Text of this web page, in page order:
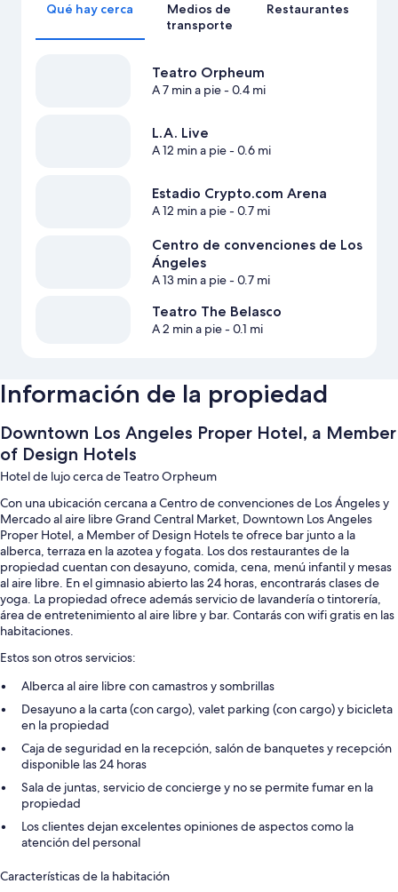
Qué hay cerca
Medios de
transporte
Restaurantes
Teatro Orpheum
A 7 min a pie- 0.4 mi
L.A. Live
A 12 min a pie- 0.6 mi
Estadio Crypto.com Arena
A 12 min a pie- 0.7 mi
Centro de convenciones de Los
Ángeles
A 13 min a pie- 0.7 mi
Teatro The Belasco
A 2 min a pie- 0.1 mi
Información de la propiedad
Downtown Los Angeles Proper Hotel, a Member
of Design Hotels
Hotel de lujo cerca de Teatro Orpheum
Con una ubicación cercana a Centro de convenciones de Los Ángeles y
Mercado al aire libre Grand Central Market, Downtown Los Angeles
Proper Hotel, a Member of Design Hotels te ofrece bar junto a la
alberca, terraza en la azotea y fogata. Los dos restaurantes de la
propiedad cuentan con desayuno, comida, cena, menú infantil y mesas
al aire libre. En el gimnasio abierto las 24 horas, encontrarás clases de
yoga. La propiedad ofrece además servicio de lavandería o tintorería,
área de entretenimiento al aire libre y bar. Contarás con wifi gratis en las
habitaciones.
Estos son otros servicios:
Alberca al aire libre con camastros y sombrillas
Desayuno a la carta (con cargo), valet parking (con cargo) y bicicleta
en la propiedad
Caja de seguridad en la recepción, salón de banquetes y recepción
disponible las 24 horas
Sala de juntas, servicio de concierge y no se permite fumar en la
propiedad
Los clientes dejan excelentes opiniones de aspectos como la
atención del personal
Características de la habitación